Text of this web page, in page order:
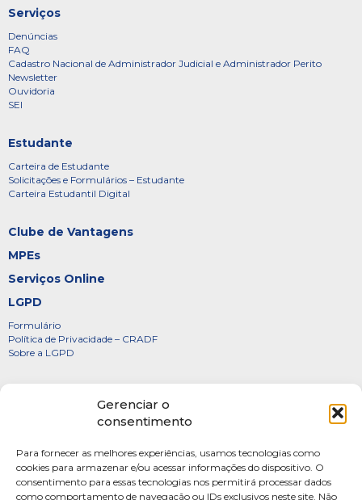
Gerenciar o
consentimento
Para fornecer as melhores experiências, usamos tecnologias como
cookies para armazenar e/ou acessar informações do dispositivo. O
consentimento para essas tecnologias nos permitirá processar dados
como comportamento de navegação ou IDs exclusivos neste site. Não
Serviços
Denúncias
FAQ
Cadastro Nacional de Administrador Judicial e Administrador Perito
Newsletter
Ouvidoria
SEI
Estudante
Carteira de Estudante
Solicitações e Formulários – Estudante
Carteira Estudantil Digital
Clube de Vantagens
MPEs
Serviços Online
LGPD
Formulário
Política de Privacidade – CRADF
Sobre a LGPD
Diretoria
FOTOS